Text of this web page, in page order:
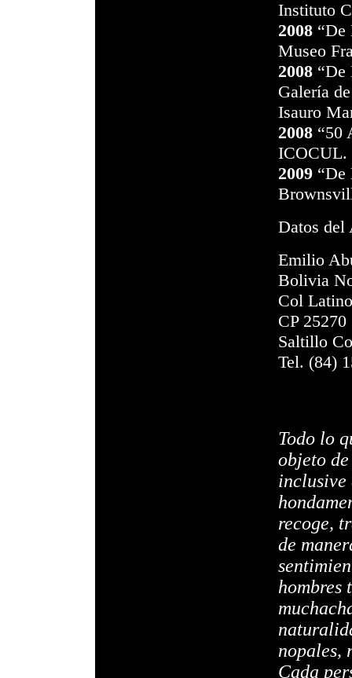
Instituto
2008 “De
Museo
2008 “De
Galería
Isauro
2008 “50
ICOCUL.
2009 “De
Datos del
Emilio
Bolivia
Col
CP 25270
Saltillo
Tel. (84)
Todo lo
objeto
inclusive
recoge,
de
hombres
nopales,
Cada